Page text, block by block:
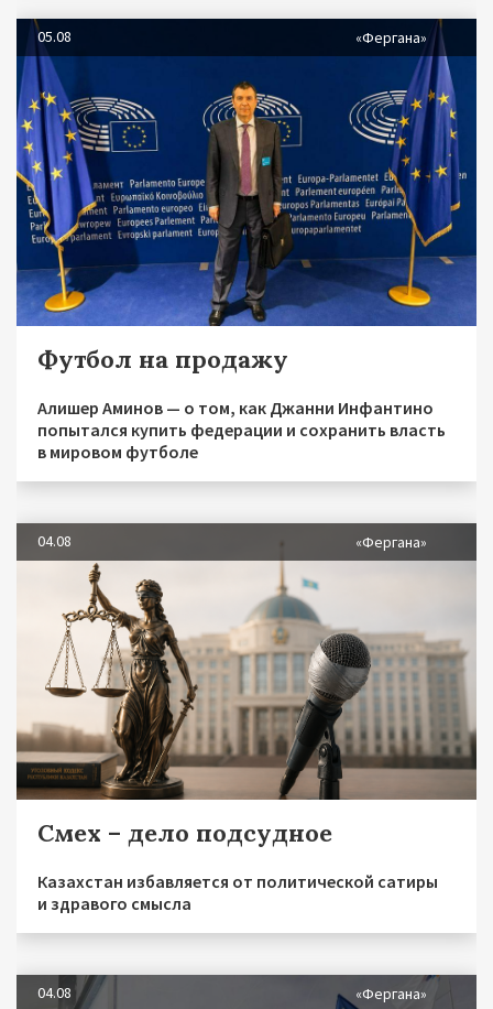
05.08 «Фергана»
Футбол на продажу
Алишер Аминов — о том, как Джанни Инфантино
попытался купить федерации и сохранить власть
в мировом футболе
04.08 «Фергана»
Смех – дело подсудное
Казахстан избавляется от политической сатиры
и здравого смысла
04.08 «Фергана»